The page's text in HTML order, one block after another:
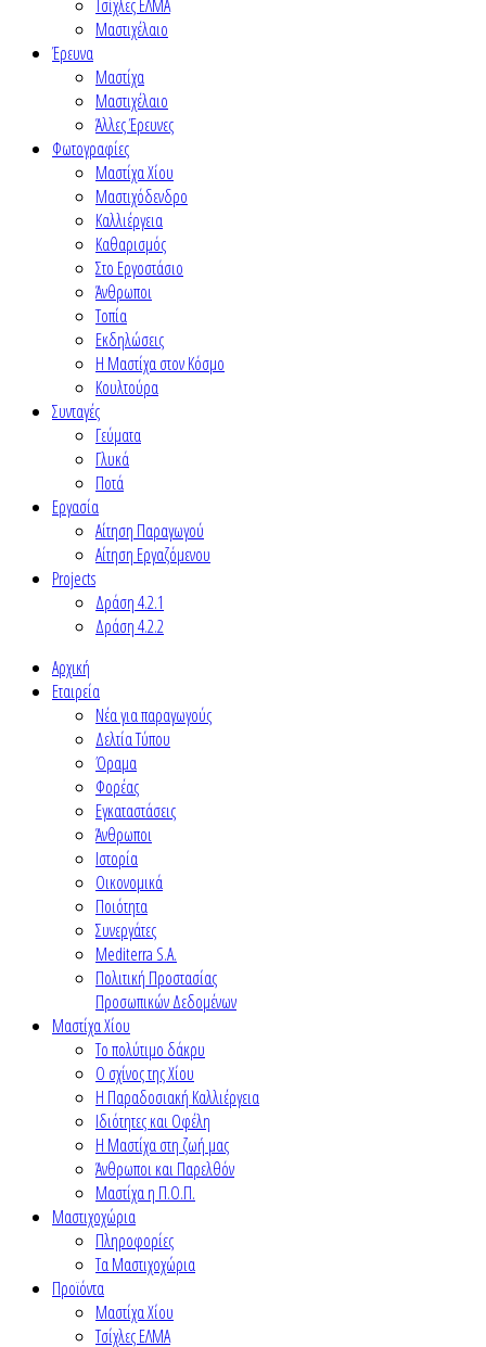
Τσίχλες ΕΛΜΑ
Μαστιχέλαιο
Έρευνα
Μαστίχα
Μαστιχέλαιο
Άλλες Έρευνες
Φωτογραφίες
Μαστίχα Χίου
Μαστιχόδενδρο
Καλλιέργεια
Καθαρισμός
Στο Εργοστάσιο
Άνθρωποι
Τοπία
Εκδηλώσεις
Η Μαστίχα στον Κόσμο
Κουλτούρα
Συνταγές
Γεύματα
Γλυκά
Ποτά
Εργασία
Αίτηση Παραγωγού
Αίτηση Εργαζόμενου
Projects
Δράση 4.2.1
Δράση 4.2.2
Αρχική
Εταιρεία
Νέα για παραγωγούς
Δελτία Τύπου
Όραμα
Φορέας
Εγκαταστάσεις
Άνθρωποι
Ιστορία
Οικονομικά
Ποιότητα
Συνεργάτες
Mediterra S.A.
Πολιτική Προστασίας
Προσωπικών Δεδομένων
Μαστίχα Χίου
Το πολύτιμο δάκρυ
Ο σχίνος της Χίου
Η Παραδοσιακή Καλλιέργεια
Ιδιότητες και Οφέλη
Η Μαστίχα στη ζωή μας
Άνθρωποι και Παρελθόν
Μαστίχα η Π.Ο.Π.
Μαστιχοχώρια
Πληροφορίες
Τα Μαστιχοχώρια
Προϊόντα
Μαστίχα Χίου
Τσίχλες ΕΛΜΑ